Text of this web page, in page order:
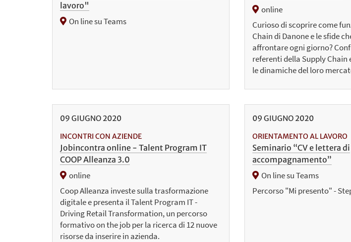
lavoro"
On line su Teams
online
Curioso di scoprire come
Chain di Danone e le sfide
affrontare ogni giorno?
referenti della Supply Chain
le dinamiche del loro
09 GIUGNO 2020
INCONTRI CON AZIENDE
Jobincontra online - Talent Program IT
COOP Alleanza 3.0
online
Coop Alleanza investe sulla trasformazione
digitale e presenta il Talent Program IT -
Driving Retail Transformation, un percorso
formativo on the job per la ricerca di 12 nuove
risorse da inserire in azienda.
09 GIUGNO 2020
ORIENTAMENTO AL LAVORO
Seminario “CV e lettera di
accompagnamento”
On line su Teams
Percorso "Mi presento" -